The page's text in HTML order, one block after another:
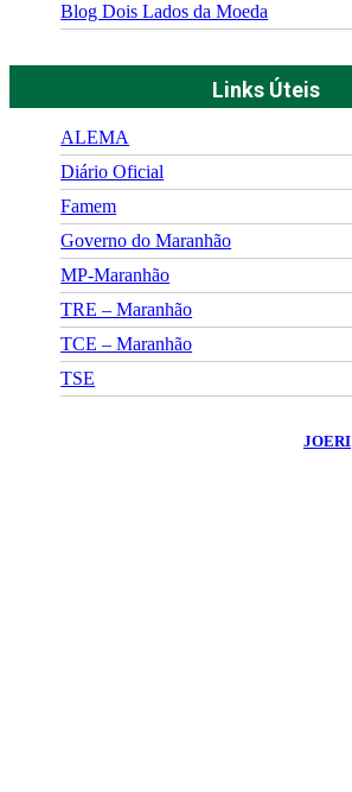
Blog Dois Lados da Moeda
Links Úteis
ALEMA
Diário Oficial
Famem
Governo do Maranhão
MP-Maranhão
TRE – Maranhão
TCE – Maranhão
TSE
JOERI